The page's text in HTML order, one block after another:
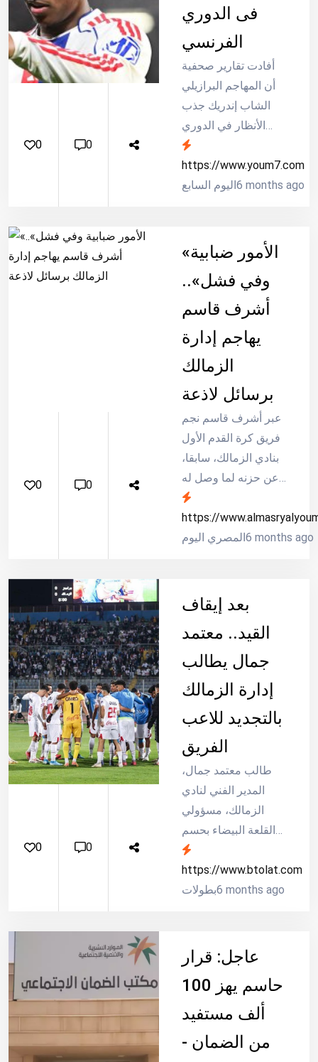
0 0
فى الدوري
الفرنسي
أفادت تقارير صحفية
أن المهاجم البرازيلي
الشاب إندريك جذب
الأنظار في الدوري
الفرنسي بعد أن سجل
ثلاثة أهداف في مواجهة
ميتز.
https://www.youm7.com
اليوم السابع6 months ago
0 0
«الأمور ضبابية
وفي فشل»..
أشرف قاسم
يهاجم إدارة
الزمالك
برسائل لاذعة
عبر أشرف قاسم نجم
فريق كرة القدم الأول
بنادي الزمالك، سابقا،
عن حزنه لما وصل له
الوضع داخل جدران
الفارس الأبيض.وقال
أشرف قاسم خلال
بيع...
https://
المصري اليوم6 months ago
0 0
بعد إيقاف
القيد.. معتمد
جمال يطالب
إدارة الزمالك
بالتجديد للاعب
الفريق
طالب معتمد جمال،
المدير الفني لنادي
الزمالك، مسؤولي
القلعة البيضاء بحسم
تجديد عقد أحد لاعبي
الفريق الأول لكرة
القدم، خلال الفترة
أزمات مالية للاعبين
ومدربين سابقين، حيث
تعرض حتى الآن إلى
عقوبة 10 مرات إيقاف
الحفاظ على لاعبيه
https://www.btolat.com
بطولات6 months ago
عاجل: قرار
حاسم يهز 100
ألف مستفيد
من الضمان -